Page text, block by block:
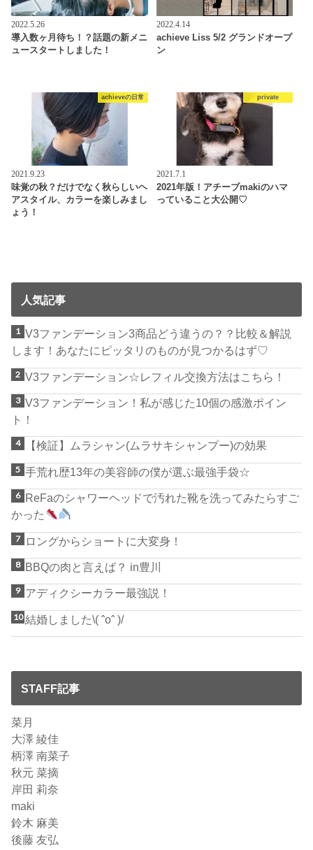
2022.5.26
導入数ヶ月待ち！？話題の新メニ
ュースタートしました！
2022.4.14
achieve Liss 5/2 グランドオープ
ン
achieveの日常
2021.9.23
味覚の秋？だけでなく秋らしいヘ
アスタイル、カラーを楽しみまし
ょう！
private
2021.7.1
2021年版！アチーブmakiのハマ
っていること大公開♡
人気記事
V3ファンデーション3商品どう違うの？？比較＆解説
します！あなたにピッタリのものが見つかるはず♡
V3ファンデーション☆レフィル交換方法はこちら！
V3ファンデーション！私が感じた10個の感激ポイン
ト！
【検証】ムラシャン(ムラサキシャンプー)の効果
手荒れ歴13年の美容師の僕が選ぶ最強手袋☆
ReFaのシャワーヘッドで汚れた靴を洗ってみたらすご
かった
ロングからショートに大変身！
BBQの肉と言えば？ in豊川
アディクシーカラー最強説！
結婚しました\( ˆoˆ )/
STAFF記事
菜月
大澤 綾佳
柄澤 南菜子
秋元 菜摘
岸田 莉奈
maki
鈴木 麻美
後藤 友弘